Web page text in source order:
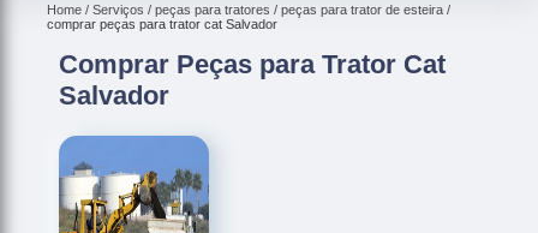
Home Serviços peças para tratores
peças para trator de esteira
comprar peças para trator cat Salvador
Comprar Peças para Trator Cat
Salvador